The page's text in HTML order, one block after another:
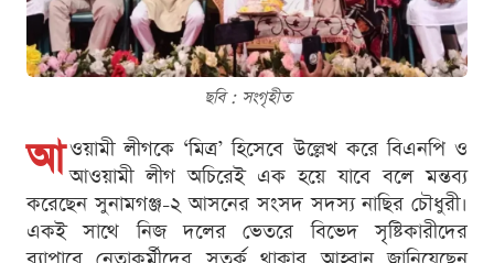
ছবি : সংগৃহীত
আ ওয়ামী লীগকে ‘মিত্র’ হিসেবে উল্লেখ করে বিএনপি ও
আওয়ামী লীগ অচিরেই এক হয়ে যাবে বলে মন্তব্য
করেছেন সুনামগঞ্জ-২ আসনের সংসদ সদস্য নাছির চৌধুরী।
একই সাথে নিজ দলের ভেতরে বিভেদ সৃষ্টিকারীদের